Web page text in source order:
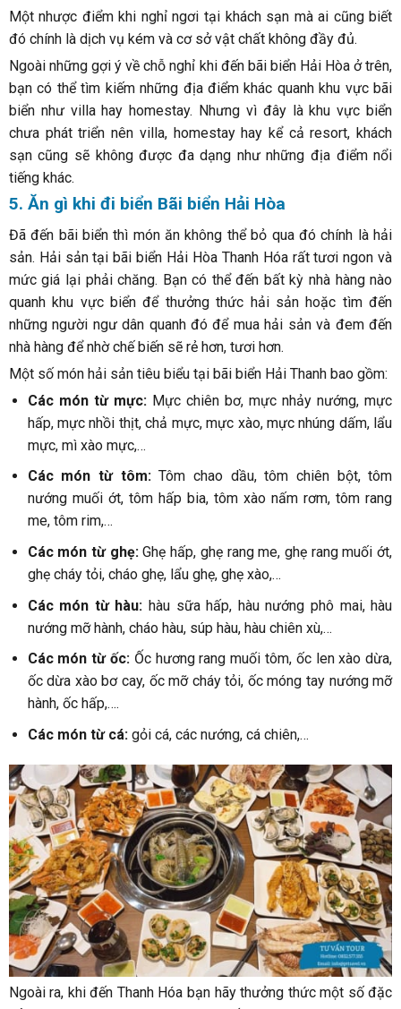
Một nhược điểm khi nghỉ ngơi tại khách sạn mà ai cũng biết
đó chính là dịch vụ kém và cơ sở vật chất không đầy đủ.
Ngoài những gợi ý về chỗ nghỉ khi đến bãi biển Hải Hòa ở trên,
bạn có thể tìm kiếm những địa điểm khác quanh khu vực bãi
biển như villa hay homestay. Nhưng vì đây là khu vực biển
chưa phát triển nên villa, homestay hay kể cả resort, khách
sạn cũng sẽ không được đa dạng như những địa điểm nổi
tiếng khác.
5. Ăn gì khi đi biển Bãi biển Hải Hòa
Đã đến bãi biển thì món ăn không thể bỏ qua đó chính là hải
sản. Hải sản tại bãi biển Hải Hòa Thanh Hóa rất tươi ngon và
mức giá lại phải chăng. Bạn có thể đến bất kỳ nhà hàng nào
quanh khu vực biển để thưởng thức hải sản hoặc tìm đến
những người ngư dân quanh đó để mua hải sản và đem đến
nhà hàng để nhờ chế biến sẽ rẻ hơn, tươi hơn.
Một số món hải sản tiêu biểu tại bãi biển Hải Thanh bao gồm:
Các món từ mực: Mực chiên bơ, mực nhảy nướng, mực
hấp, mực nhồi thịt, chả mực, mực xào, mực nhúng dấm, lẩu
mực, mì xào mực,…
Các món từ tôm:Tôm chao dầu, tôm chiên bột, tôm
nướng muối ớt, tôm hấp bia, tôm xào nấm rơm, tôm rang
me, tôm rim,…
Các món từ ghẹ:Ghẹ hấp, ghẹ rang me, ghẹ rang muối ớt,
ghẹ cháy tỏi, cháo ghẹ, lẩu ghẹ, ghẹ xào,…
Các món từ hàu: hàu sữa hấp, hàu nướng phô mai, hàu
nướng mỡ hành, cháo hàu, súp hàu, hàu chiên xù,…
Các món từ ốc: Ốc hương rang muối tôm, ốc len xào dừa,
ốc dừa xào bơ cay, ốc mỡ cháy tỏi, ốc móng tay nướng mỡ
hành, ốc hấp,….
Các món từ cá: gỏi cá, các nướng, cá chiên,…
Ngoài ra, khi đến Thanh Hóa bạn hãy thưởng thức một số đặc